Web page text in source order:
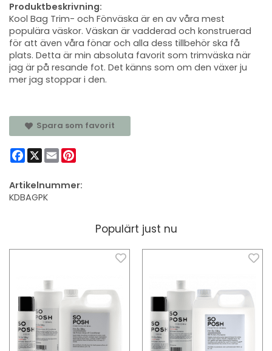
Produktbeskrivning:
Kool Bag Trim- och Fönväska är en av våra mest
populära väskor. Väskan är vadderad och konstruerad
för att även våra fönar och alla dess tillbehör ska få
plats. Detta är min absoluta favorit som trimväska när
jag är på resande fot. Det känns som om den växer ju
mer jag stoppar i den.
Spara som favorit
Facebook
X Email
Artikelnummer:
KDBAGPK
Populärt just nu